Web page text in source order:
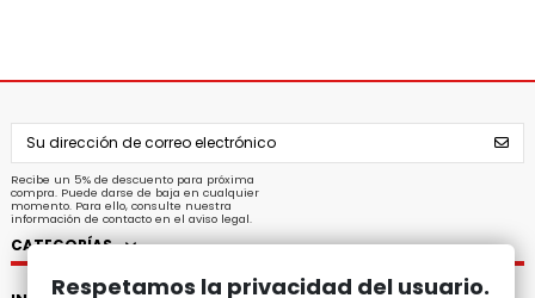
Recibe un 5% de descuento para próxima
compra. Puede darse de baja en cualquier
momento. Para ello, consulte nuestra
información de contacto en el aviso legal.
CATEGORÍAS
Respetamos la privacidad del usuario.